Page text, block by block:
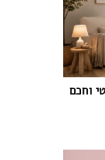
וחכם